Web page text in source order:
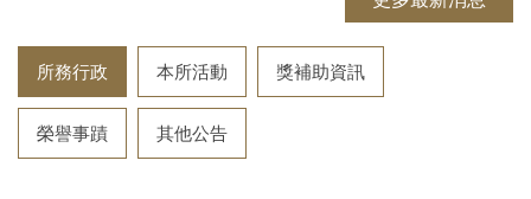
所務行政 本所活動 獎補助資訊
榮譽事蹟 其他公告